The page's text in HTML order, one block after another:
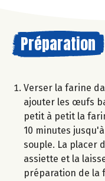
Préparation
Verser la farine
ajouter les œufs
petit à petit la
10 minutes
souple. La placer
assiette et la
préparation de la